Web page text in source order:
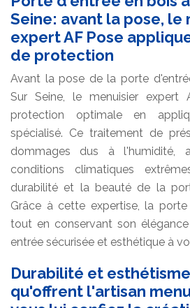
Seine: avant la pose, le
expert AF Pose
de protection
Avant la pose de la porte
Sur Seine, le menuisier expert
protection optimale en
spécialisé. Ce traitement de
dommages dus à l'humidité,
conditions climatiques
durabilité et la beauté de la
Grâce à cette expertise, la
tout en conservant son
entrée sécurisée et esthétique à
Durabilité et
qu'offrent l'artisan